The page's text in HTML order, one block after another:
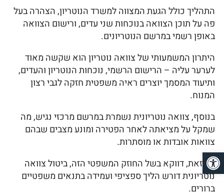
התהליך כולל הגעת המצווה למשרד הנוטריון, הצהרה בעל
פה על תוכן הצוואה בנוכחות שני עדים, ורישום הצוואה
באופן רשמי במרשם הנוטריונים.
היתרון המשמעותי של צוואה נוטריון הוא שקשה מאוד
לערער עליה – הרישום הרשמי, נוכחות הנוטריון והעדים,
ותיעוד המסמך יוצרים ראיה משפטית חזקה לגבי רצון
המנוח.
בנוסף, צוואה נוטריונית נשמרת במרשם מרכזי נגיש, מה
שמקל על מציאתה לאחר הפטירה ומונע מצבים שבהם
צוואות אובדות או מוסתרות.
עם זאת, דווקא בשל החוזק המשפטי הזה, ביטול צוואה
נוטריונית דורש הליך ספציפי ועמידה בתנאים משפטיים
ברורים.
פתח סרגל נגישות